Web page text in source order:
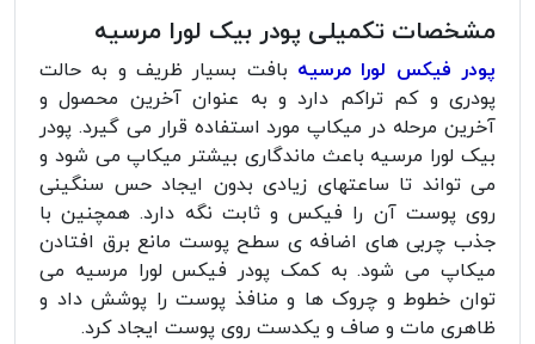
مشخصات تکمیلی پودر بیک لورا مرسیه
پودر فیکس لورا مرسیه بافت بسیار ظریف و به حالت
پودری و کم تراکم دارد و به عنوان آخرین محصول و
آخرین مرحله در میکاپ مورد استفاده قرار می گیرد. پودر
بیک لورا مرسیه باعث ماندگاری بیشتر میکاپ می شود و
می تواند تا ساعتهای زیادی بدون ایجاد حس سنگینی
روی پوست آن را فیکس و ثابت نگه دارد. همچنین با
جذب چربی های اضافه ی سطح پوست مانع برق افتادن
میکاپ می شود. به کمک پودر فیکس لورا مرسیه می
توان خطوط و چروک ها و منافذ پوست را پوشش داد و
ظاهری مات و صاف و یکدست روی پوست ایجاد کرد.